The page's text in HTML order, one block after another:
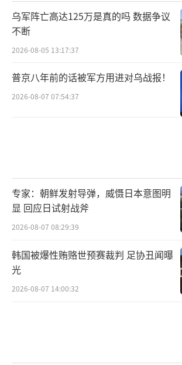
乌军阵亡高达125万是真的吗 数据争议
不断
2026-08-05 13:17:37
普京八年前的话被军方用进对乌战报！
2026-08-07 07:54:37
专家：朝鲜发射导弹，威慑日本意图明
显 回应日试射战斧
2026-08-07 08:29:39
韩国被爆性贿赂世预赛裁判 足协丑闻曝
光
2026-08-07 14:00:32